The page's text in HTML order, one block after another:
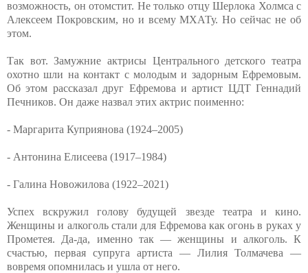
возможность, он отомстит. Не только отцу Шерлока Холмса с
Алексеем Покровским, но и всему МХАТу. Но сейчас не об
этом.
Так вот. Замужние актрисы Центрального детского театра
охотно шли на контакт с молодым и задорным Ефремовым.
Об этом рассказал друг Ефремова и артист ЦДТ Геннадий
Печников. Он даже назвал этих актрис поименно:
- Маргарита Куприянова (1924–2005)
- Антонина Елисеева (1917–1984)
- Галина Новожилова (1922–2021)
Успех вскружил голову будущей звезде театра и кино.
Женщины и алкоголь стали для Ефремова как огонь в руках у
Прометея. Да-да, именно так — женщины и алкоголь. К
счастью, первая супруга артиста — Лилия Толмачева —
вовремя опомнилась и ушла от него.